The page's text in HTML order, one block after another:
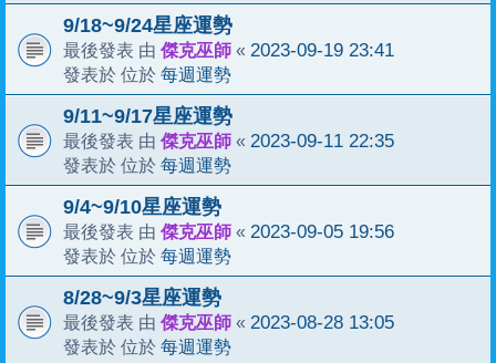
9/18~9/24星座運勢
最後發表 由 傑克巫師 « 2023-09-19 23:41
發表於 位於 每週運勢
9/11~9/17星座運勢
最後發表 由 傑克巫師 « 2023-09-11 22:35
發表於 位於 每週運勢
9/4~9/10星座運勢
最後發表 由 傑克巫師 « 2023-09-05 19:56
發表於 位於 每週運勢
8/28~9/3星座運勢
最後發表 由 傑克巫師 « 2023-08-28 13:05
發表於 位於 每週運勢